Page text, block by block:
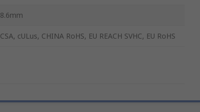
8.6mm
CSA, cULus, CHINA RoHS, EU REACH SVHC, EU RoHS